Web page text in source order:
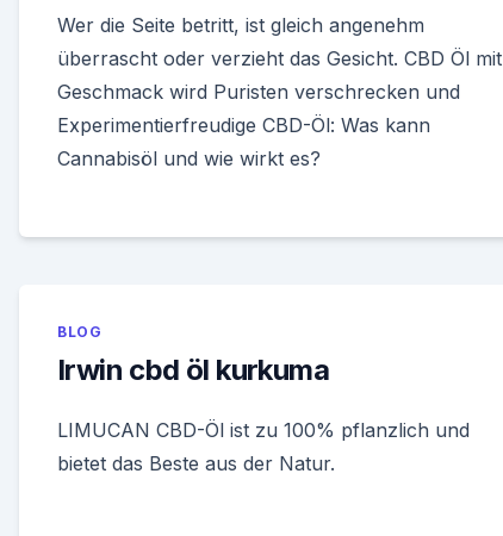
Wer die Seite betritt, ist gleich angenehm
überrascht oder verzieht das Gesicht. CBD Öl mit
Geschmack wird Puristen verschrecken und
Experimentierfreudige CBD-Öl: Was kann
Cannabisöl und wie wirkt es?
BLOG
Irwin cbd öl kurkuma
LIMUCAN CBD-Öl ist zu 100% pflanzlich und
bietet das Beste aus der Natur.